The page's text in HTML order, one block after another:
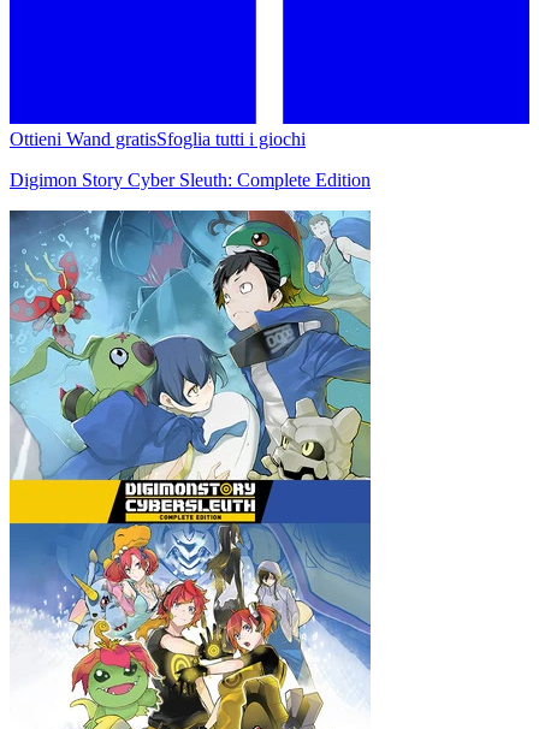
Ottieni Wand gratisSfoglia tutti i giochi
Digimon Story Cyber Sleuth: Complete Edition